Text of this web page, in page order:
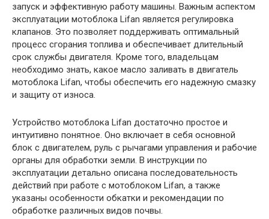
запуск и эффективную работу машины. Важным аспектом
эксплуатации мотоблока Lifan является регулировка
клапанов. Это позволяет поддерживать оптимальный
процесс сгорания топлива и обеспечивает длительный
срок службы двигателя. Кроме того, владельцам
необходимо знать, какое масло заливать в двигатель
мотоблока Lifan, чтобы обеспечить его надежную смазку
и защиту от износа.
Устройство мотоблока Lifan достаточно простое и
интуитивно понятное. Оно включает в себя основной
блок с двигателем, руль с рычагами управления и рабочие
органы для обработки земли. В инструкции по
эксплуатации детально описана последовательность
действий при работе с мотоблоком Lifan, а также
указаны особенности обкатки и рекомендации по
обработке различных видов почвы.